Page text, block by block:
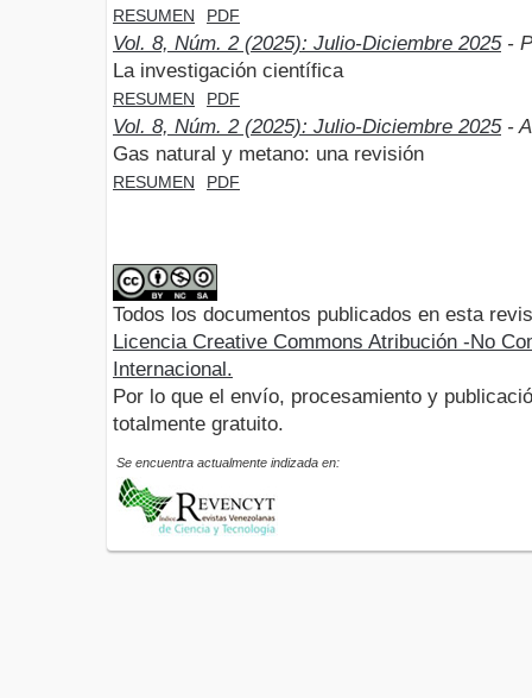
RESUMEN PDF
Vol. 8, Núm. 2 (2025): Julio-Diciembre 2025-
La investigación científica
RESUMEN PDF
Vol. 8, Núm. 2 (2025): Julio-Diciembre 2025-
Gas natural y metano: una revisión
RESUMEN PDF
Todos los documentos publicados en esta
Licencia Creative Commons Atribución -No
Internacional.
Por lo que el envío, procesamiento y
totalmente gratuito.
Se encuentra actualmente indizada en: